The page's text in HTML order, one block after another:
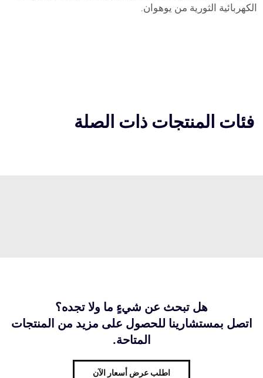
الكهربائية الثورية من يوهوان.
فئات المنتجات ذات الصلة
هل تبحث عن شيءٍ ما ولا تجده؟
اتصل بمستشارينا للحصول على مزيد من المنتجات
المتاحة.
اطلب عرض أسعار الآن